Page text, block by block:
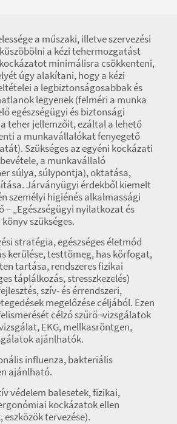
a műszaki, illetve szervezési
a kézi tehermozgatást
minimálisra csökkenteni,
úgy alakítani, hogy a kézi
a legbiztonságosabbak és
legyenek (felméri a munka
egészségügyi és biztonsági
teher jellemzőit, ezáltal a lehető
a munkavállalókat fenyegető
Szükséges az egyéni kockázati
a munkavállaló
súlya, súlypontja), oktatása,
Járványügyi érdekből kiemelt
személyi higiénés alkalmassági
– „Egészségügyi nyilatkozat és
szükséges.
stratégia, egészséges életmód
kerülése, testtömeg, has körfogat,
tartása, rendszeres fizikai
táplálkozás, stresszkezelés)
szív- és érrendszeri,
megelőzése céljából. Ezen
célzó szűrő¬vizsgálatok
EKG, mellkasröntgen,
ajánlhatók.
influenza, bakteriális
ajánlható.
védelem balesetek, fizikai,
kockázatok ellen
eszközök tervezése).